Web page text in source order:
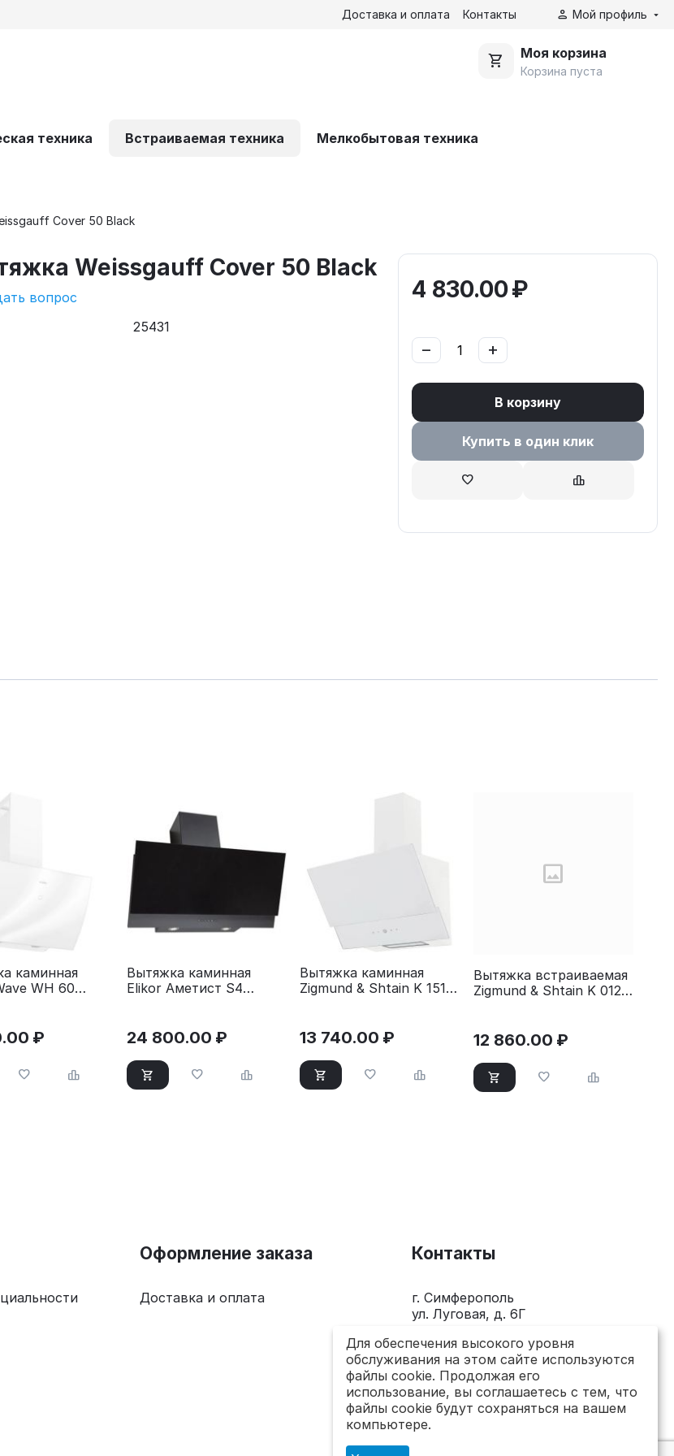
Доставка и оплата Контакты Мой профиль
Моя корзина
Корзина пуста
техника Встраиваемая техника Мелкобытовая техника
Cover 50 Black
Weissgauff Cover 50 Black
вопрос
25431
4 830.00₽
+
−
В корзину
Купить в один клик
каминная
WH 60
₽
Вытяжка каминная
Elikor Аметист S4
24 800.00 ₽
Вытяжка каминная
Zigmund & Shtain K 151.6
13 740.00 ₽
Вытяжка встраиваемая
Zigmund & Shtain K 012.7
12 860.00 ₽
Оформление заказа
Доставка и оплата
Контакты
г. Симферополь
ул. Луговая, д. 6Г
+7(978)281-0-281
Пн-Пт 10.00 - 18.00
send@topsto-crimea.ru
Для обеспечения высокого уровня
обслуживания на этом сайте используются
файлы cookie. Продолжая его
использование, вы соглашаетесь с тем, что
файлы cookie будут сохраняться на вашем
компьютере.